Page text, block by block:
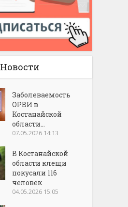
Новости
Заболеваемость
ОРВИ в
Костанайской
области...
07.05.2026 14:13
В Костанайской
области клещи
покусали 116
человек
04.05.2026 15:05